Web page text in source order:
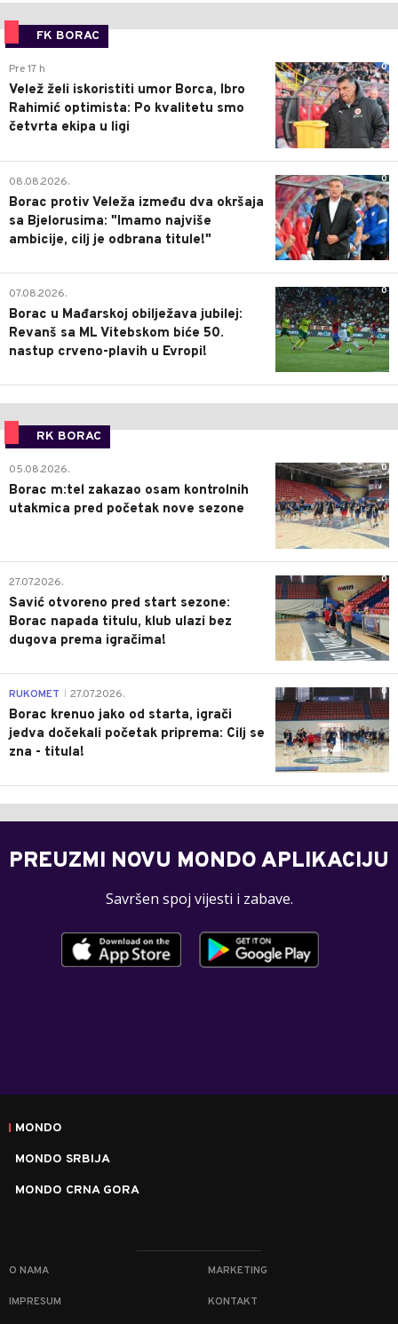
FK BORAC
0
Pre 17 h
Velež želi iskoristiti umor Borca, Ibro
Rahimić optimista: Po kvalitetu smo
četvrta ekipa u ligi
0
08.08.2026.
Borac protiv Veleža između dva okršaja
sa Bjelorusima: "Imamo najviše
ambicije, cilj je odbrana titule!"
0
07.08.2026.
Borac u Mađarskoj obilježava jubilej:
Revanš sa ML Vitebskom biće 50.
nastup crveno-plavih u Evropi!
RK BORAC
0
05.08.2026.
Borac m:tel zakazao osam kontrolnih
utakmica pred početak nove sezone
0
27.07.2026.
Savić otvoreno pred start sezone:
Borac napada titulu, klub ulazi bez
dugova prema igračima!
0
RUKOMET 27.07.2026.
Borac krenuo jako od starta, igrači
jedva dočekali početak priprema: Cilj se
zna - titula!
PREUZMI NOVU MONDO APLIKACIJU
Savršen spoj vijesti i zabave.
MONDO
MONDO SRBIJA
MONDO CRNA GORA
O NAMA MARKETING
IMPRESUM KONTAKT